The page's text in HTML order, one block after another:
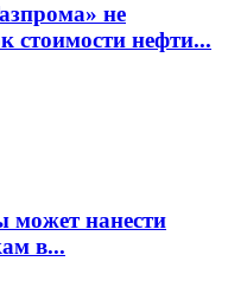
не
стоимости нефти...
нанести
в...